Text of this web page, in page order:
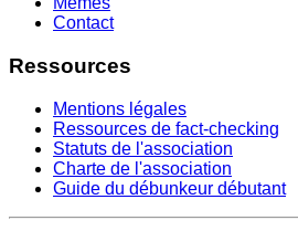
Contact
Ressources
Mentions légales
Ressources de fact-checking
Statuts de l'association
Charte de l'association
Guide du débunkeur débutant